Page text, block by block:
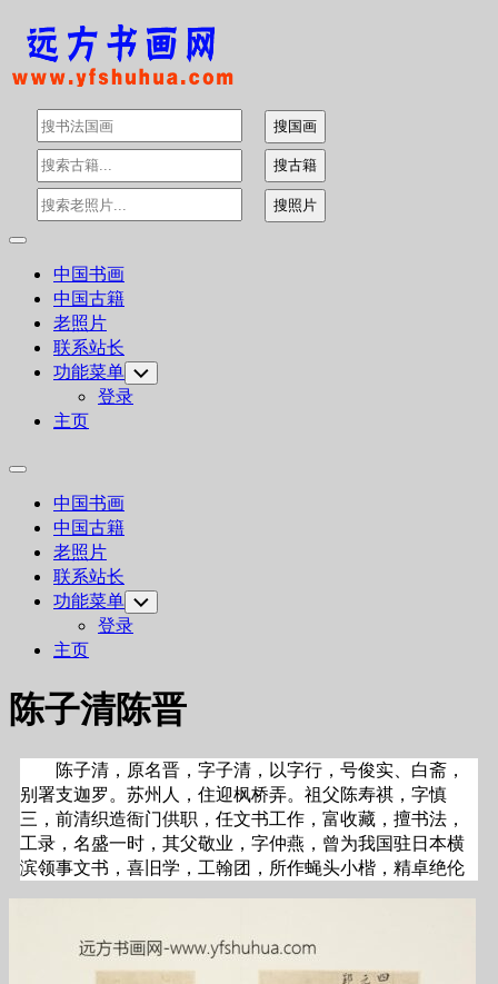
Skip
content
Expand
中国书画
中国古籍
老照片
联系站长
功能菜单 Toggle
Child
Menu
登录
主页
Expand
中国书画
中国古籍
老照片
联系站长
功能菜单 Toggle
Child
Menu
登录
主页
陈子清陈晋
陈子清，原名晋，字子清，以字行，号俊实、白斋，
别署支迦罗。苏州人，住迎枫桥弄。祖父陈寿祺，字慎
三，前清织造衙门供职，任文书工作，富收藏，擅书法，
工录，名盛一时，其父敬业，字仲燕，曾为我国驻日本横
滨领事文书，喜旧学，工翰团，所作蝇头小楷，精卓绝伦